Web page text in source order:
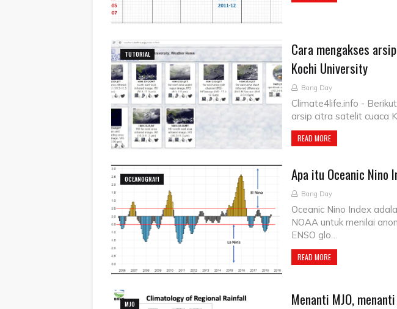
TUTORIAL
Cara mengakses
Kochi University
Bang Day
Climate4life.info -
arsip citra satelit cuaca
READ MORE
OCEANOGRAFI Apa itu Oceanic Nino
Bang Day
Oceanic Nino Index
NOAA untuk menilai
ENSO glo…
READ MORE
MJO Menanti MJO,